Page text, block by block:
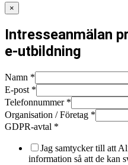
×
Intresseanmälan
e-utbildning
Namn *
E-post *
Telefonnummer *
Organisation / Företag *
GDPR-avtal *
Jag samtycker till att
information så att de kan